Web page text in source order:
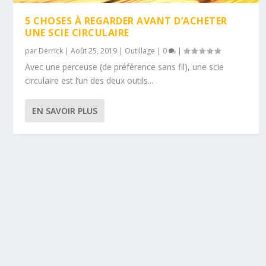
5 CHOSES À REGARDER AVANT D’ACHETER
UNE SCIE CIRCULAIRE
par Derrick |Août 25, 2019 | Outillage | 0 |
Avec une perceuse (de préférence sans fil), une scie
circulaire est l’un des deux outils...
EN SAVOIR PLUS